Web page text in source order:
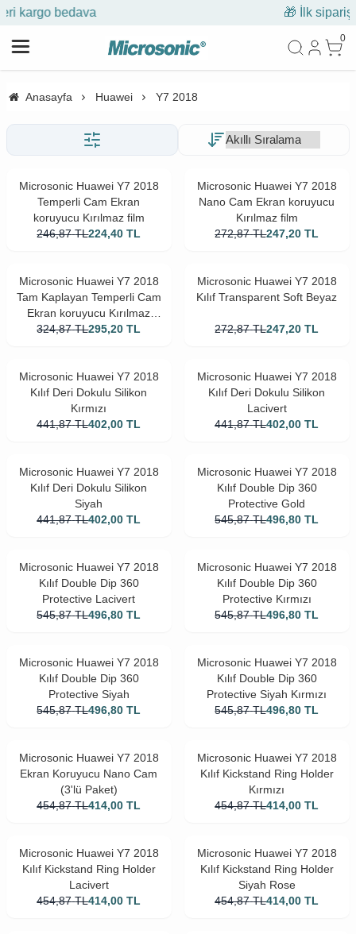
🎁 İlk siparişe %10 indirim
0
Anasayfa Huawei Y7 2018
Microsonic Huawei Y7 2018
Temperli Cam Ekran
koruyucu Kırılmaz film
246,87 TL224,40 TL
Microsonic Huawei Y7 2018
Nano Cam Ekran koruyucu
Kırılmaz film
272,87 TL247,20 TL
Microsonic Huawei Y7 2018
Tam Kaplayan Temperli Cam
Ekran koruyucu Kırılmaz
Film Siyah
324,87 TL295,20 TL
Microsonic Huawei Y7 2018
Kılıf Transparent Soft Beyaz
272,87 TL247,20 TL
Microsonic Huawei Y7 2018
Kılıf Deri Dokulu Silikon
Kırmızı
441,87 TL402,00 TL
Microsonic Huawei Y7 2018
Kılıf Deri Dokulu Silikon
Lacivert
441,87 TL402,00 TL
Microsonic Huawei Y7 2018
Kılıf Deri Dokulu Silikon
Siyah
441,87 TL402,00 TL
Microsonic Huawei Y7 2018
Kılıf Double Dip 360
Protective Gold
545,87 TL496,80 TL
Microsonic Huawei Y7 2018
Kılıf Double Dip 360
Protective Lacivert
545,87 TL496,80 TL
Microsonic Huawei Y7 2018
Kılıf Double Dip 360
Protective Kırmızı
545,87 TL496,80 TL
Microsonic Huawei Y7 2018
Kılıf Double Dip 360
Protective Siyah
545,87 TL496,80 TL
Microsonic Huawei Y7 2018
Kılıf Double Dip 360
Protective Siyah Kırmızı
545,87 TL496,80 TL
Microsonic Huawei Y7 2018
Ekran Koruyucu Nano Cam
(3'lü Paket)
454,87 TL414,00 TL
Microsonic Huawei Y7 2018
Kılıf Kickstand Ring Holder
Kırmızı
454,87 TL414,00 TL
Microsonic Huawei Y7 2018
Kılıf Kickstand Ring Holder
Lacivert
454,87 TL414,00 TL
Microsonic Huawei Y7 2018
Kılıf Kickstand Ring Holder
Siyah Rose
454,87 TL414,00 TL